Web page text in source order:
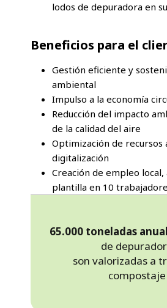
lodos de depuradora en
Beneficios para el
Gestión eficiente y
ambiental
Impulso a la economía
Reducción del impacto
de la calidad del aire
Optimización de recursos
digitalización
Creación de empleo
plantilla en 10
65.000 toneladas
de
son valorizadas a
compostaje